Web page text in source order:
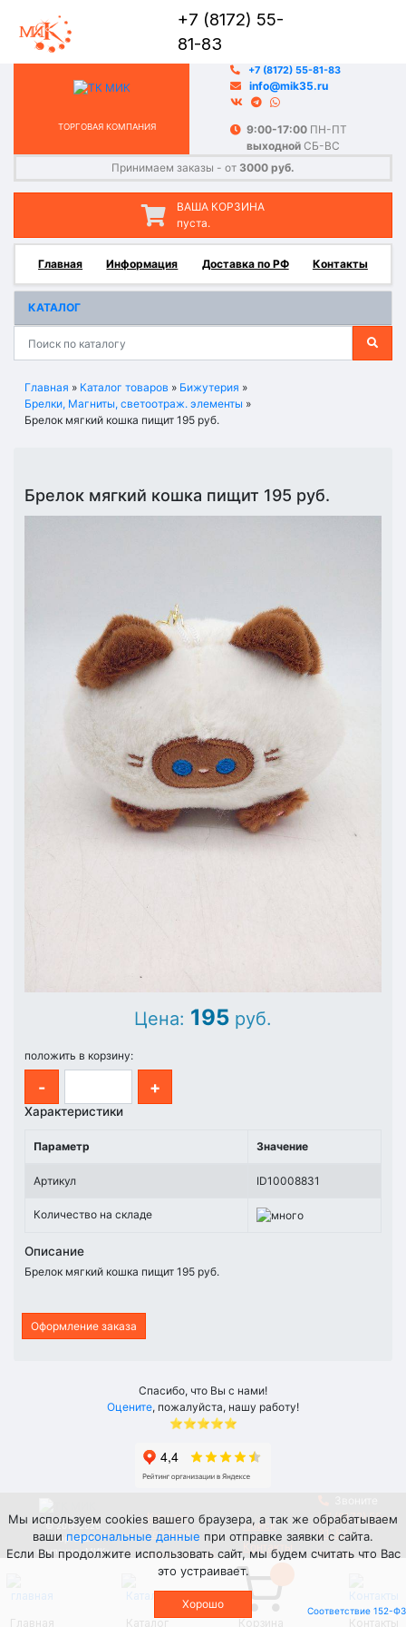
+7 (8172) 55-
81-83
ТОРГОВАЯ КОМПАНИЯ
Принимаем заказы - от 3000 руб.
+7 (8172) 55-81-83
info@mik35.ru
9:00-17:00 ПН-ПТ
выходной СБ-ВС
ВАША КОРЗИНА
пуста.
Главная Информация Доставка по РФ Контакты
КАТАЛОГ
Главная » Каталог товаров » Бижутерия »
Брелки, Магниты, светоотраж. элементы »
Брелок мягкий кошка пищит 195 руб.
Брелок мягкий кошка пищит 195 руб.
Цена: 195 руб.
положить в корзину:
- +
Характеристики
Параметр Значение
Артикул ID10008831
Количество на складе
Описание
Брелок мягкий кошка пищит 195 руб.
Оформление заказа
Спасибо, что Вы с нами!
Оцените, пожалуйста, нашу работу!
⭐⭐⭐⭐⭐
© 2017-2026
Торговая
компания «МИК»
Каталог
товаров
Информация
Поиск
Контакты
+7 (8172) 55-
81-83
Мы
Не является публичной офертой. Изображения товаров, представленные на сайте,
могут отличаться от фактического вида товаров.
Соглашение о сборе и обработке персональных данных.
Главная Каталог Корзина Контакты
Мы используем cookies вашего браузера, а так же обрабатываем
ваши персональные данные при отправке заявки с сайта.
Если Вы продолжите использовать сайт, мы будем считать что Вас
это устраивает.
Хорошо Соответствие 152-ФЗ